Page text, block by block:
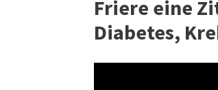
Friere eine
Diabetes,